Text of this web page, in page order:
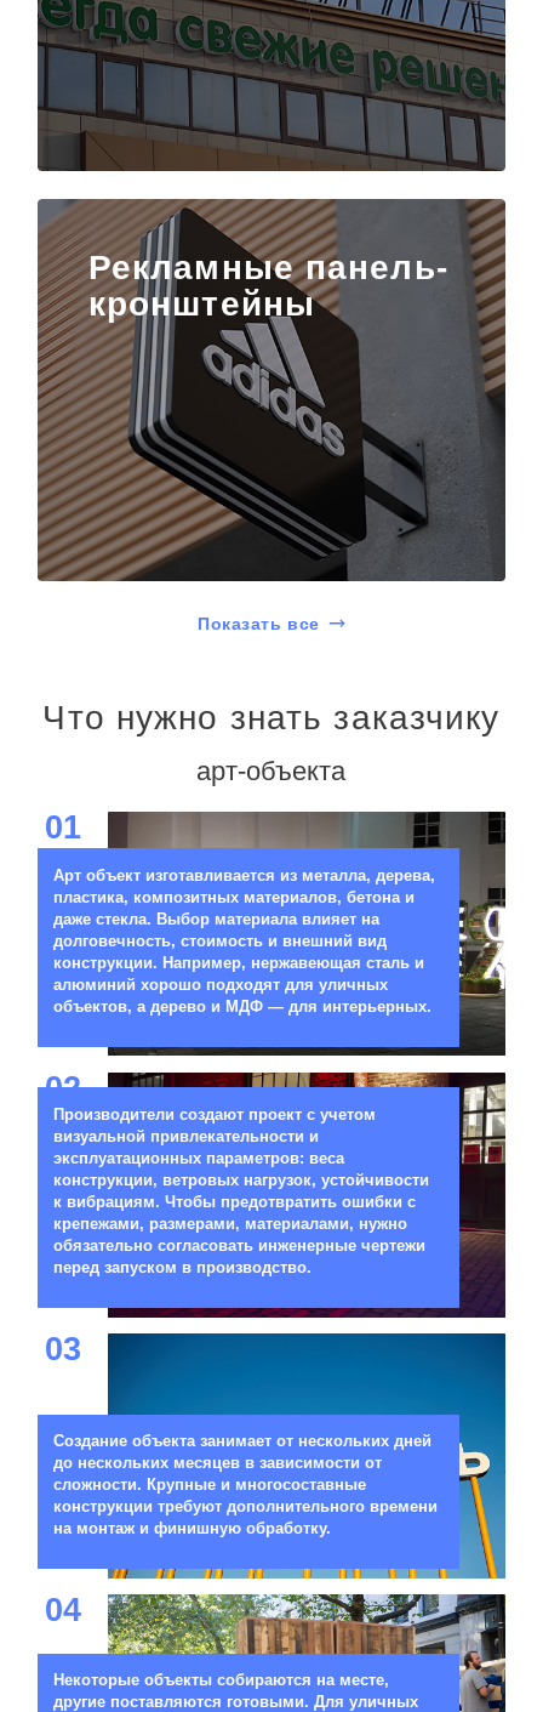
Рекламные панель-
кронштейны
Показать все
Что нужно знать заказчику
арт-объекта
01
Арт объект изготавливается из металла, дерева,
пластика, композитных материалов, бетона и
даже стекла. Выбор материала влияет на
долговечность, стоимость и внешний вид
конструкции. Например, нержавеющая сталь и
алюминий хорошо подходят для уличных
объектов, а дерево и МДФ — для интерьерных.
02
Производители создают проект с учетом
визуальной привлекательности и
эксплуатационных параметров: веса
конструкции, ветровых нагрузок, устойчивости
к вибрациям. Чтобы предотвратить ошибки с
крепежами, размерами, материалами, нужно
обязательно согласовать инженерные чертежи
перед запуском в производство.
03
Создание объекта занимает от нескольких дней
до нескольких месяцев в зависимости от
сложности. Крупные и многосоставные
конструкции требуют дополнительного времени
на монтаж и финишную обработку.
04
Некоторые объекты собираются на месте,
другие поставляются готовыми. Для уличных